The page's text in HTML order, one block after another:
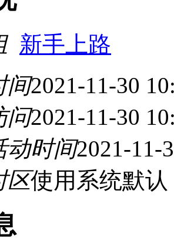
新手上路
间2021-11-30
问2021-11-30
动时间2021-11-
区使用系统默认